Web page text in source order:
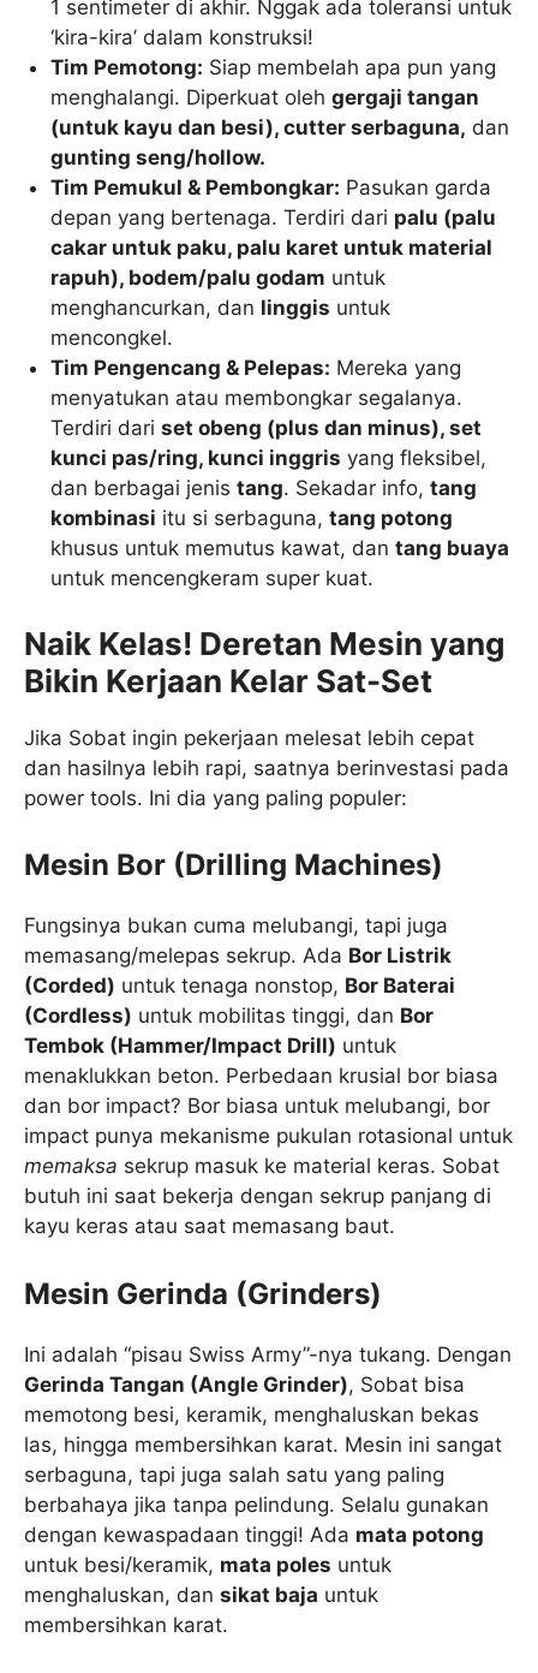
1 sentimeter di akhir. Nggak ada toleransi untuk
‘kira-kira’ dalam konstruksi!
Tim Pemotong: Siap membelah apa pun yang
menghalangi. Diperkuat olehgergaji tangan
(untuk kayu dan besi), cutter serbaguna, dan
gunting seng/hollow.
Tim Pemukul & Pembongkar: Pasukan garda
depan yang bertenaga. Terdiri dari palu (palu
cakar untuk paku, palu karet untuk material
rapuh), bodem/palu godam untuk
menghancurkan, dan linggis untuk
mencongkel.
Tim Pengencang & Pelepas: Mereka yang
menyatukan atau membongkar segalanya.
Terdiri dariset obeng (plus dan minus), set
kunci pas/ring, kunci inggris yang fleksibel,
dan berbagai jenistang. Sekadar info,tang
kombinasi itu si serbaguna,tang potong
khusus untuk memutus kawat, dantang buaya
untuk mencengkeram super kuat.
Naik Kelas! Deretan Mesin yang
Bikin Kerjaan Kelar Sat-Set
Jika Sobat ingin pekerjaan melesat lebih cepat
dan hasilnya lebih rapi, saatnya berinvestasi pada
power tools. Ini dia yang paling populer:
Mesin Bor (Drilling Machines)
Fungsinya bukan cuma melubangi, tapi juga
memasang/melepas sekrup. Ada Bor Listrik
(Corded) untuk tenaga nonstop, Bor Baterai
(Cordless) untuk mobilitas tinggi, dan Bor
Tembok (Hammer/Impact Drill) untuk
menaklukkan beton. Perbedaan krusial bor biasa
dan bor impact? Bor biasa untuk melubangi, bor
impact punya mekanisme pukulan rotasional untuk
memaksa sekrup masuk ke material keras. Sobat
butuh ini saat bekerja dengan sekrup panjang di
kayu keras atau saat memasang baut.
Mesin Gerinda (Grinders)
Ini adalah “pisau Swiss Army”-nya tukang. Dengan
Gerinda Tangan (Angle Grinder), Sobat bisa
memotong besi, keramik, menghaluskan bekas
las, hingga membersihkan karat. Mesin ini sangat
serbaguna, tapi juga salah satu yang paling
berbahaya jika tanpa pelindung. Selalu gunakan
dengan kewaspadaan tinggi! Ada mata potong
untuk besi/keramik, mata poles untuk
menghaluskan, dan sikat baja untuk
membersihkan karat.